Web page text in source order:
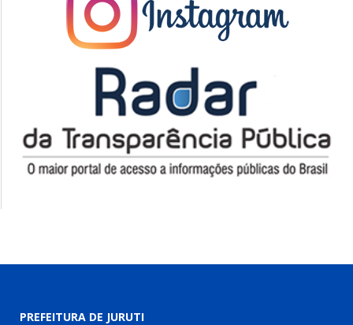
PREFEITURA DE JURUTI